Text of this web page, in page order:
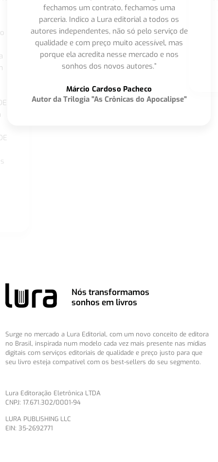
fechamos um contrato, fechamos uma
parceria. Indico a Lura editorial a todos os
autores independentes, não só pelo serviço de
qualidade e com preço muito acessível, mas
porque ela acredita nesse mercado e nos
sonhos dos novos autores.”
Márcio Cardoso Pacheco
Autor da Trilogia "As Crônicas do Apocalipse"
Nós transformamos
sonhos em livros
Surge no mercado a Lura Editorial, com um novo conceito de editora
no Brasil, inspirada num modelo cada vez mais presente nas mídias
digitais com serviços editoriais de qualidade e preço justo para que
seu livro esteja compatível com os best-sellers do seu segmento.
Lura Editoração Eletrônica LTDA
CNPJ: 17.671.302/0001-94
LURA PUBLISHING LLC
EIN: 35-2692771